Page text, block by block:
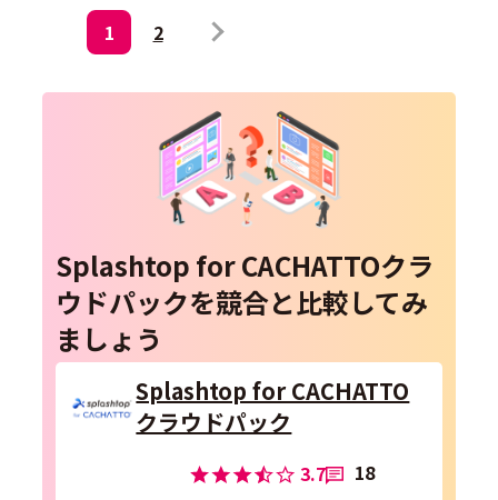
1 2
Splashtop for CACHATTOクラ
ウドパックを競合と比較してみ
ましょう
Splashtop for CACHATTO
クラウドパック
3.7 18